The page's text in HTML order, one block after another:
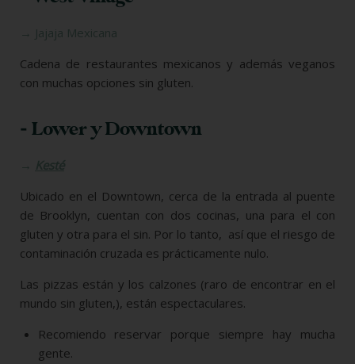
→ Jajaja Mexicana
Cadena de restaurantes mexicanos y además veganos
con muchas opciones sin gluten.
- Lower y Downtown
→ Kesté
Ubicado en el Downtown, cerca de la entrada al puente
de Brooklyn, cuentan con dos cocinas, una para el con
gluten y otra para el sin. Por lo tanto, así que el riesgo de
contaminación cruzada es prácticamente nulo.
Las pizzas están y los calzones (raro de encontrar en el
mundo sin gluten,), están espectaculares.
Recomiendo reservar porque siempre hay mucha
gente.